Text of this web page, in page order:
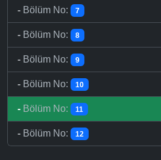
- Bölüm No: 7
- Bölüm No: 8
- Bölüm No: 9
- Bölüm No: 10
- Bölüm No: 11
- Bölüm No: 12